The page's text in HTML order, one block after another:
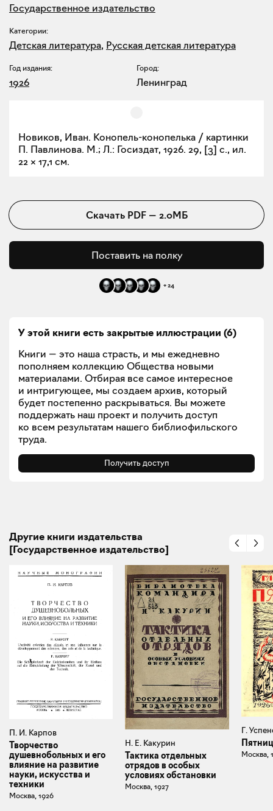
Государственное издательство
Категории:
Детская литература, Русская детская литература
Год издания:
1926
Город:
Ленинград
Новиков, Иван. Конопель-конопелька / картинки
П. Павлинова. М.; Л.: Госиздат, 1926. 29, [3] с., ил.
22 × 17,1 см.
Скачать PDF— 2.0МБ
Поставить на полку
+24
У этой книги есть закрытые иллюстрации (6)
Книги — это наша страсть, и мы ежедневно
пополняем коллекцию Общества новыми
материалами. Отбирая все самое интересное
и интригующее, мы создаем архив, который
будет постепенно раскрываться. Вы можете
поддержать наш проект и получить доступ
ко всем результатам нашего библиофильского
труда.
Получить доступ
Другие книги издательства
[Государственное издательство]
П. И. Карпов
Творчество
душевнобольных и его
влияние на развитие
науки, искусства и
техники
Москва, 1926
Н. Е. Какурин
Тактика отдельных
отрядов в особых
условиях обстановки
Москва, 1927
Г.
Москва,